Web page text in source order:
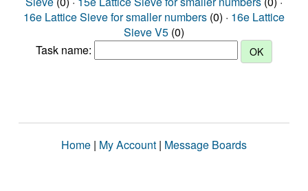
16e Lattice Sieve for smaller numbers (0) · 16e Lattice
Sieve V5 (0)
Task name:
Home | My Account | Message Boards